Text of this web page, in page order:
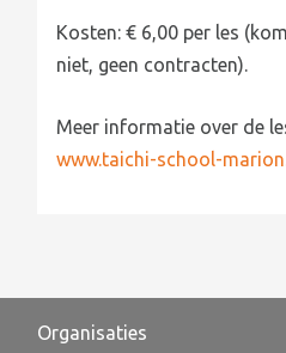
Kosten: € 6,00 per les
niet, geen contracten).
Meer informatie over de
www.taichi-school-
Organisaties